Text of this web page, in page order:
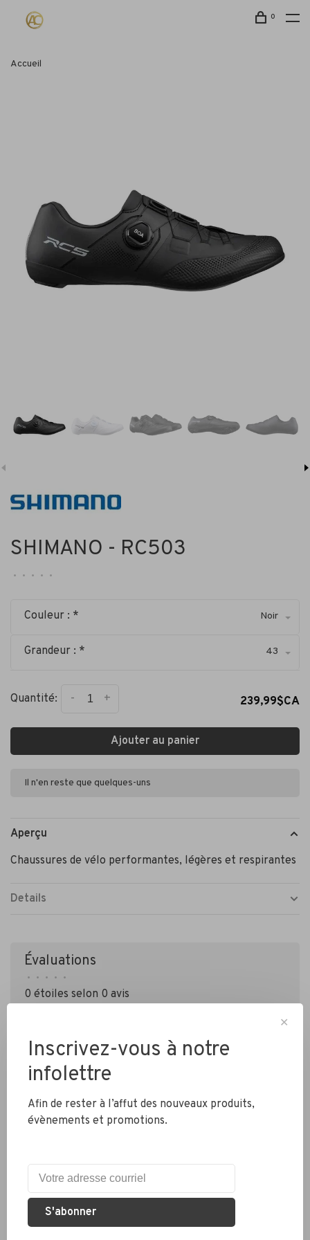
0
Accueil
SHIMANO - RC503
• • • • •
Couleur : * Noir
Grandeur : * 43
Quantité: +
- 239,99$CA
Ajouter au panier
Il n'en reste que quelques-uns
Aperçu
Chaussures de vélo performantes, légères et respirantes
Details
Évaluations
• • • • •
0 étoiles selon 0 avis
Expédition rapide
✕
Inscrivez-vous à notre
infolettre
Afin de rester à l’affut des nouveaux produits,
évènements et promotions.
S'abonner